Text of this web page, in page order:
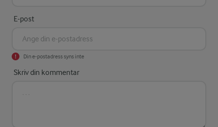
E-post
Din e-postadress syns inte
Skriv din kommentar